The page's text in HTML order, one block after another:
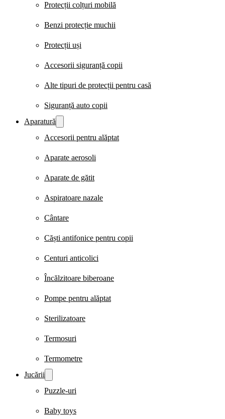
Protecții colțuri mobilă
Benzi protecție muchii
Protecții uși
Accesorii siguranță copii
Alte tipuri de protecții pentru casă
Siguranță auto copii
Aparatură
Accesorii pentru alăptat
Aparate aerosoli
Aparate de gătit
Aspiratoare nazale
Cântare
Căști antifonice pentru copii
Centuri anticolici
Încălzitoare biberoane
Pompe pentru alăptat
Sterilizatoare
Termosuri
Termometre
Jucării
Puzzle-uri
Baby toys